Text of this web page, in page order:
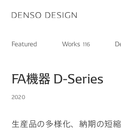
JP EN
Topics
Works
Designers
Activities
Featured Works 116
FA機器 D-Series
2020
生産品の多様化、納期の短